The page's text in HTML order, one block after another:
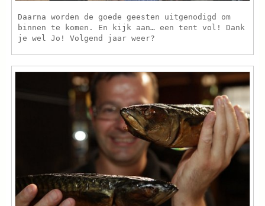
Daarna worden de goede geesten uitgenodigd om
binnen te komen. En kijk aan… een tent vol! Dank
je wel Jo! Volgend jaar weer?